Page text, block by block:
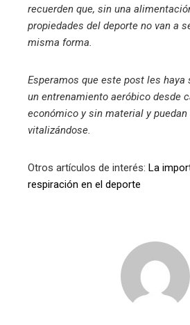
recuerden que, sin una
propiedades del deporte no van a
misma forma.
Esperamos que este post les haya
un entrenamiento aeróbico desde
económico y sin material y puedan
vitalizándose.
Otros artículos de interés: La
respiración en el deporte